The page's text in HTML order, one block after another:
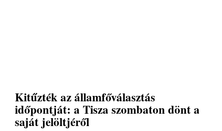
Kitűzték az államfőválasztás
időpontját: a Tisza szombaton dönt a
saját jelöltjéről